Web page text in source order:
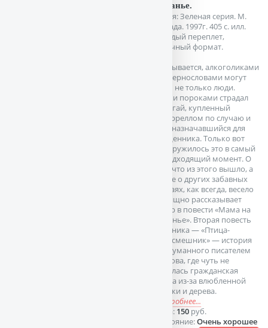
выданье.
Серия: Зеленая серия. М.
Армада. 1997г. 405 с. илл.
Твердый переплет,
Обычный формат.
Оказывается, алкоголиками
и сквернословами могут
быть не только люди.
Этими пороками страдал
попугай, купленный
Д.Дарреллом по случаю и
предназначавшийся для
священника. Только вот
обнаружилось это в самый
неподходящий момент. О
том, что из этого вышло, а
также о других забавных
случаях, как всегда, весело
и изящно рассказывает
автор в повести «Мама на
выданье». Вторая повесть
сборника — «Птица-
пересмешник» — история
придуманного писателем
острова, где чуть не
началась гражданская
война из-за влюбленной
птички и дерева.
подробнее...
Цена: 150руб.
Состояние:Очень хорошее